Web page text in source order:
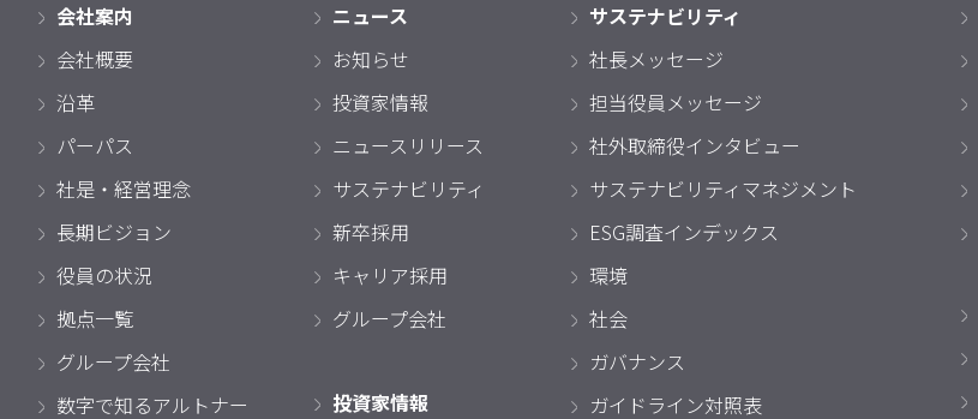
会社案内
会社概要
沿革
パーパス
社是・経営理念
長期ビジョン
役員の状況
拠点一覧
グループ会社
数字で知るアルトナー
ニュース
お知らせ
投資家情報
ニュースリリース
サステナビリティ
新卒採用
キャリア採用
グループ会社
投資家情報
サステナビリティ
社長メッセージ
担当役員メッセージ
社外取締役インタビュー
サステナビリティマネジメント
ESG調査インデックス
環境
社会
ガバナンス
ガイドライン対照表